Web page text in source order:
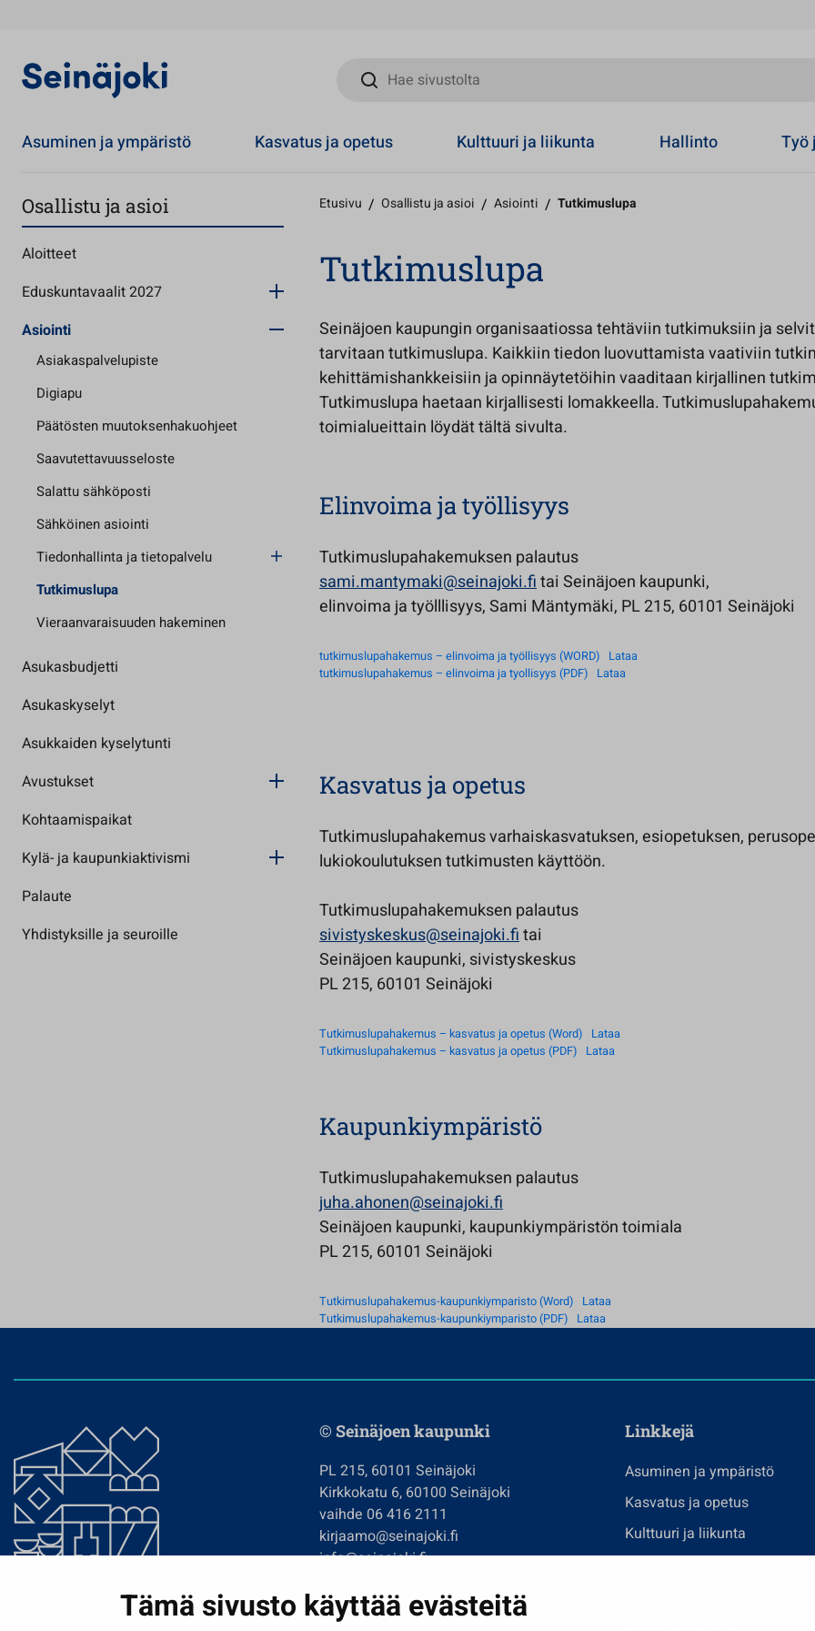
Tämä sivusto käyttää evästeitä
Hae sivustolta
Asuminen ja ympäristö Kasvatus ja opetus Kulttuuri ja liikunta Hallinto Työ
Osallistu ja asioi
Aloitteet
Eduskuntavaalit 2027
Asiointi
Asiakaspalvelupiste
Digiapu
Päätösten muutoksenhakuohjeet
Saavutettavuusseloste
Salattu sähköposti
Sähköinen asiointi
Tiedonhallinta ja tietopalvelu
Tutkimuslupa
Vieraanvaraisuuden hakeminen
Asukasbudjetti
Asukaskyselyt
Asukkaiden kyselytunti
Avustukset
Kohtaamispaikat
Kylä- ja kaupunkiaktivismi
Palaute
Yhdistyksille ja seuroille
Etusivu / Osallistu ja asioi / Asiointi / Tutkimuslupa
Tutkimuslupa
Seinäjoen kaupungin organisaatiossa tehtäviin tutkimuksiin ja
tarvitaan tutkimuslupa. Kaikkiin tiedon luovuttamista vaativiin
kehittämishankkeisiin ja opinnäytetöihin vaaditaan kirjallinen
Tutkimuslupa haetaan kirjallisesti lomakkeella.
toimialueittain löydät tältä sivulta.
Elinvoima ja työllisyys
Tutkimuslupahakemuksen palautus
sami.mantymaki@seinajoki.fitai Seinäjoen kaupunki,
elinvoima ja työlllisyys, Sami Mäntymäki, PL 215, 60101 Seinäjoki
tutkimuslupahakemus – elinvoima ja työllisyys (WORD)
Lataa
tutkimuslupahakemus – elinvoima ja tyollisyys (PDF)
Lataa
Kasvatus ja opetus
Tutkimuslupahakemus varhaiskasvatuksen, esiopetuksen,
lukiokoulutuksen tutkimusten käyttöön.
Tutkimuslupahakemuksen palautus
sivistyskeskus@seinajoki.fitai
Seinäjoen kaupunki, sivistyskeskus
PL 215, 60101 Seinäjoki
Tutkimuslupahakemus – kasvatus ja opetus (Word)
Lataa
Tutkimuslupahakemus – kasvatus ja opetus (PDF)
Lataa
Kaupunkiympäristö
Tutkimuslupahakemuksen palautus
juha.ahonen@seinajoki.fi
Seinäjoen kaupunki, kaupunkiympäristön toimiala
PL 215, 60101 Seinäjoki
Tutkimuslupahakemus-kaupunkiymparisto (Word)
Lataa
Tutkimuslupahakemus-kaupunkiymparisto (PDF)
Lataa
© Seinäjoen kaupunki
PL 215, 60101 Seinäjoki
Kirkkokatu 6, 60100 Seinäjoki
vaihde 06 416 2111
kirjaamo@seinajoki.fi
info@seinajoki.fi
Tilaa uutiskirje
Linkkejä
Asuminen ja ympäristö
Kasvatus ja opetus
Kulttuuri ja liikunta